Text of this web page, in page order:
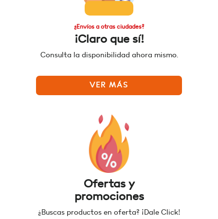
¿Envíos a otras ciudades?
¡Claro que sí!
Consulta la disponibilidad ahora mismo.
VER MÁS
Ofertas y
promociones
¿Buscas productos en oferta? ¡Dale Click!